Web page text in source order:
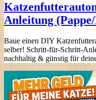
Anleitung
Baue einen DIY
selber! Schritt-für-Schritt-
nachhaltig & günstig für